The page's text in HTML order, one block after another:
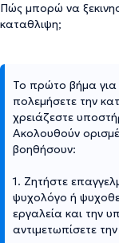
Πώς μπορώ να
καταθλιψη;
Το πρώτο βήμα για
πολεμήσετε την
χρειάζεστε
Ακολουθούν
βοηθήσουν:
1. Ζητήστε
ψυχολόγο ή
εργαλεία και την
αντιμετωπίσετε